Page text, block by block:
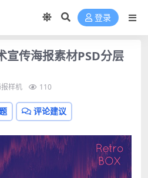
登录
宣传海报素材PSD分层
报样机 110
评论建议